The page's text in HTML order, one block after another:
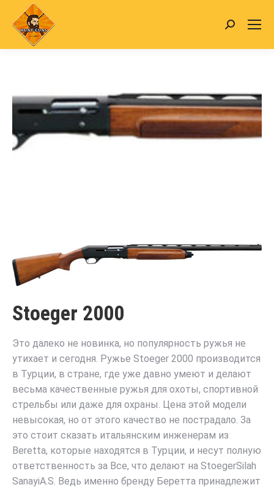
Search:
Stoeger 2000
Это далеко не новинка, но популярность ружья не
утихает и сегодня. Ружье Stoeger 2000 производится
в Турции, в стране, где уже давно умеют и делают
весьма качественные ружья для охоты, спортивной
стрельбы или даже для охраны. Цена этой модели
невысокая, но от этого качество не пострадало. За
это стоит сказать итальянским инженерам из
Beretta, которые находятся в Турции, и несут полную
ответственность за Все, что делают на StoegerSilah
SanayiA.S. Ведь именно бренду Беретта принадлежит